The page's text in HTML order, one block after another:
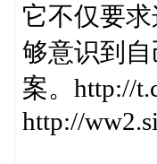
它不仅要
够意识到
案。http://
http://